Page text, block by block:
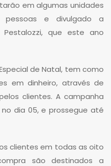
em algumas unidades
e divulgado a
que este ano
de Natal, tem como
em dinheiro, através de
clientes. A campanha
dia 05, e prossegue até
clientes em todas as oito
são destinados a